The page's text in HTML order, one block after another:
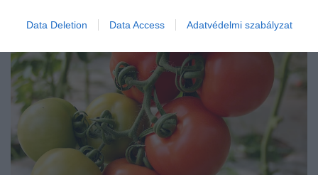
Data Deletion Data Access Adatvédelmi szabályzat